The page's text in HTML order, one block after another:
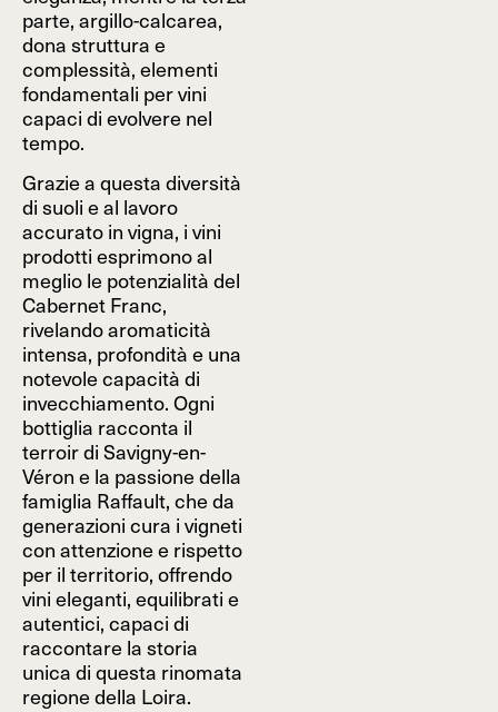
parte, argillo-calcarea,
dona struttura e
complessità, elementi
fondamentali per vini
capaci di evolvere nel
tempo.
Grazie a questa diversità
di suoli e al lavoro
accurato in vigna, i vini
prodotti esprimono al
meglio le potenzialità del
Cabernet Franc,
rivelando aromaticità
intensa, profondità e una
notevole capacità di
invecchiamento. Ogni
bottiglia racconta il
terroir di Savigny-en-
Véron e la passione della
famiglia Raffault, che da
generazioni cura i vigneti
con attenzione e rispetto
per il territorio, offrendo
vini eleganti, equilibrati e
autentici, capaci di
raccontare la storia
unica di questa rinomata
regione della Loira.